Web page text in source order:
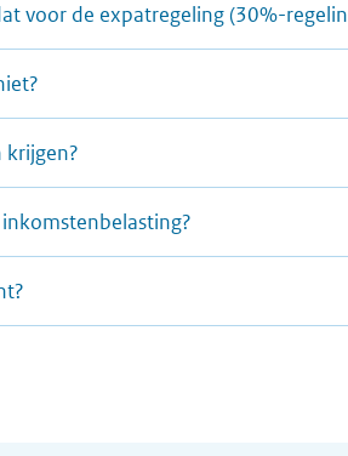
voor de expatregeling (30%-
krijgen?